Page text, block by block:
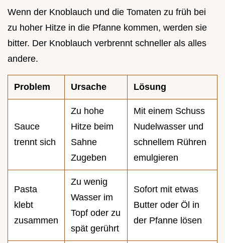
Wenn der Knoblauch und die Tomaten zu früh bei
zu hoher Hitze in die Pfanne kommen, werden sie
bitter. Der Knoblauch verbrennt schneller als alles
andere.
Problem Ursache Lösung
Sauce
trennt sich
Zu hohe
Hitze beim
Sahne
Zugeben
Mit einem Schuss
Nudelwasser und
schnellem Rühren
emulgieren
Pasta
klebt
zusammen
Zu wenig
Wasser im
Topf oder zu
spät gerührt
Sofort mit etwas
Butter oder Öl in
der Pfanne lösen